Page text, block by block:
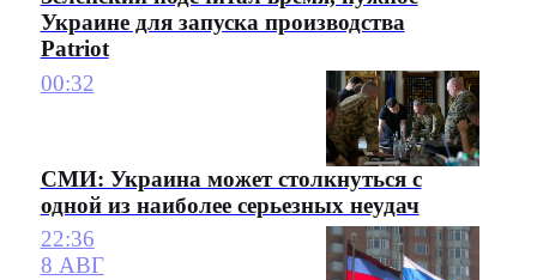
Украине для запуска производства
Patriot
00:32
СМИ: Украина может столкнуться с
одной из наиболее серьезных неудач
22:36
8 АВГ